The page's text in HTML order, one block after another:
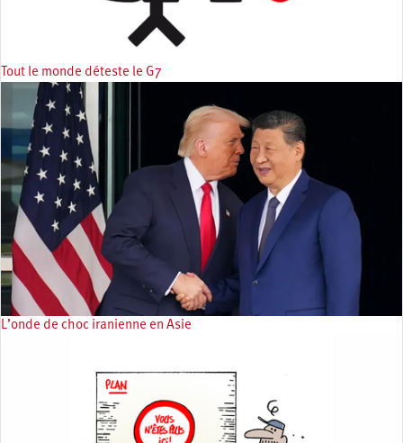
Tout le monde déteste le G7
L’onde de choc iranienne en Asie